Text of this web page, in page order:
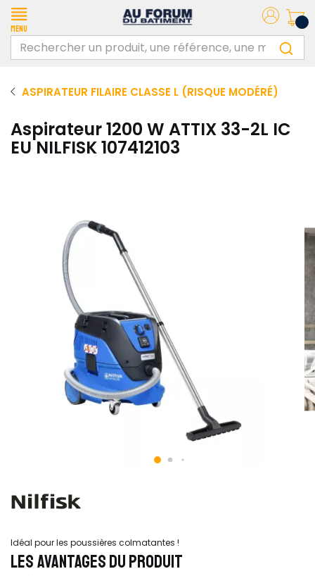
Menu
ASPIRATEUR FILAIRE CLASSE L (RISQUE MODÉRÉ)
Aspirateur 1200 W ATTIX 33-2L IC
EU NILFISK 107412103
Idéal pour les poussières colmatantes !
LES AVANTAGES DU PRODUIT